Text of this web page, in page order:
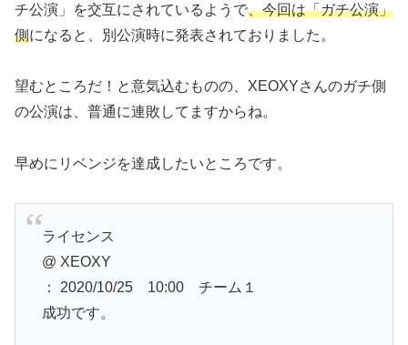
チ公演」を交互にされているようで、今回は「ガチ公演」
側になると、別公演時に発表されておりました。
望むところだ！と意気込むものの、XEOXYさんのガチ側
の公演は、普通に連敗してますからね。
早めにリベンジを達成したいところです。
ライセンス
@ XEOXY
： 2020/10/25 10:00 チーム１
成功です。